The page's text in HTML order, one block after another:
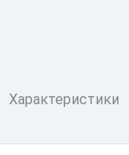
Характеристики